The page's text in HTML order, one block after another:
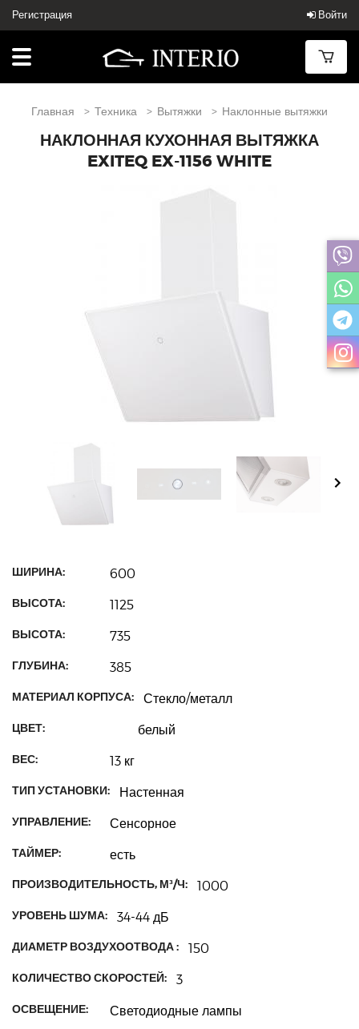
Регистрация Войти
Главная Техника Вытяжки Наклонные вытяжки
НАКЛОННАЯ КУХОННАЯ ВЫТЯЖКА
EXITEQ EX-1156 WHITE
ШИРИНА: 600
ВЫСОТА: 1125
ВЫСОТА: 735
ГЛУБИНА: 385
МАТЕРИАЛ КОРПУСА: Стекло/металл
ЦВЕТ: белый
ВЕС: 13 кг
ТИП УСТАНОВКИ: Настенная
УПРАВЛЕНИЕ: Сенсорное
ТАЙМЕР: есть
ПРОИЗВОДИТЕЛЬНОСТЬ, М³/Ч: 1000
УРОВЕНЬ ШУМА: 34-44 дБ
ДИАМЕТР ВОЗДУХООТВОДА : 150
КОЛИЧЕСТВО СКОРОСТЕЙ: 3
ОСВЕЩЕНИЕ: Светодиодные лампы